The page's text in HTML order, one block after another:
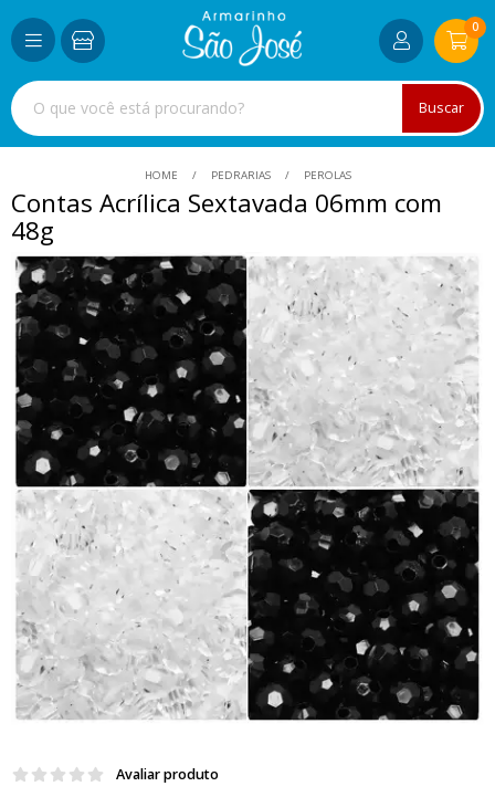
Buscar
0
HOME PEDRARIAS PEROLAS
Contas Acrílica Sextavada 06mm com
48g
Avaliar produto